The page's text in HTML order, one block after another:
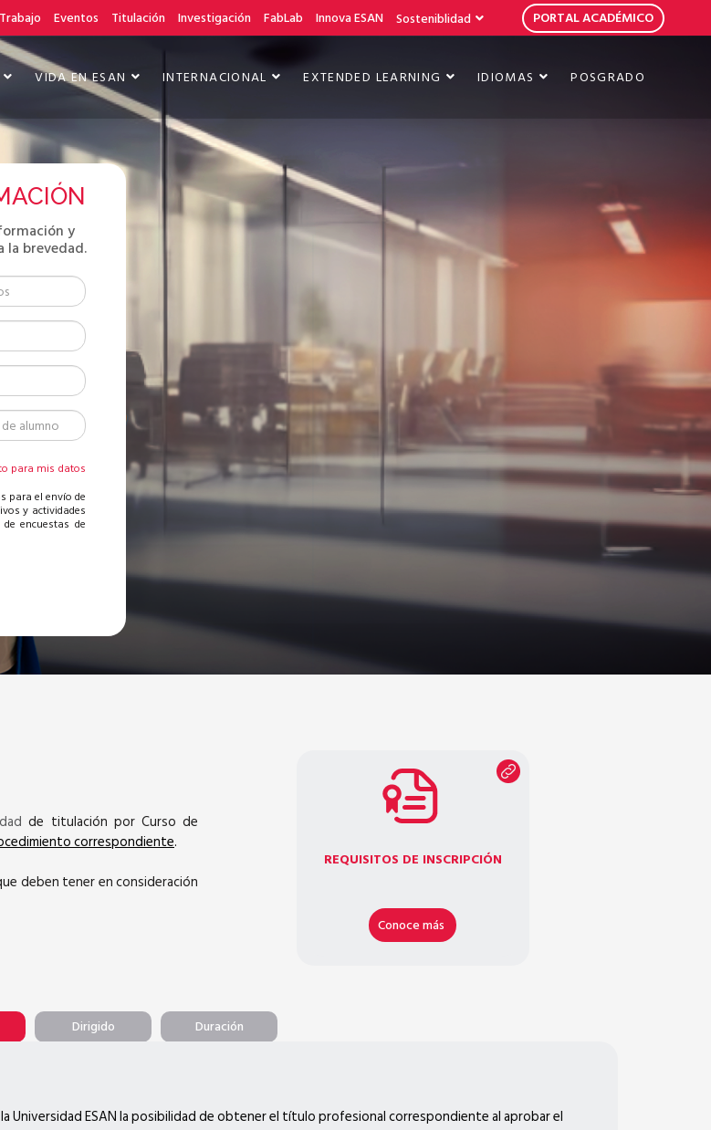
Eventos Titulación Investigación FabLab Innova ESAN Sosteniblidad PORTAL ACADÉMICO
VIDA EN ESAN INTERNACIONAL EXTENDED LEARNING IDIOMAS POSGRADO
y
la brevedad.
para mis datos
para el envío de
y actividades
encuestas de
de titulación por Curso de
correspondiente.
deben tener en consideración
REQUISITOS DE INSCRIPCIÓN
Conoce más
Dirigido Duración
Universidad ESAN la posibilidad de obtener el título profesional correspondiente al aprobar el